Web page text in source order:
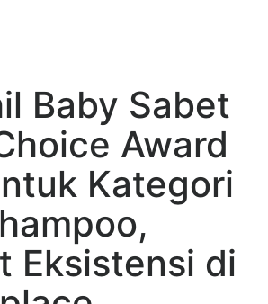
Baby Sabet
Award
Kategori
Eksistensi di